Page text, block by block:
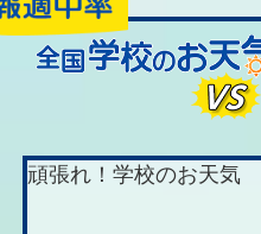
頑張れ！学校のお天気